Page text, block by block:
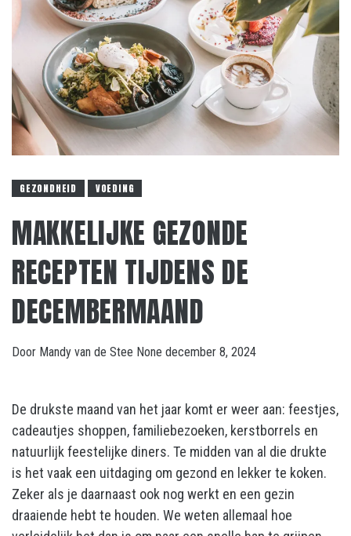
GEZONDHEID VOEDING
MAKKELIJKE GEZONDE
RECEPTEN TIJDENS DE
DECEMBERMAAND
Door Mandy van de Stee None december 8, 2024
De drukste maand van het jaar komt er weer aan: feestjes,
cadeautjes shoppen, familiebezoeken, kerstborrels en
natuurlijk feestelijke diners. Te midden van al die drukte
is het vaak een uitdaging om gezond en lekker te koken.
Zeker als je daarnaast ook nog werkt en een gezin
draaiende hebt te houden. We weten allemaal hoe